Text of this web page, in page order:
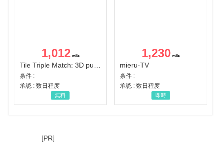
1,012
条件 :
承認 : 数日程度
無料
1,230
mieru-TV
条件 :
承認 : 数日程度
即時
[PR]